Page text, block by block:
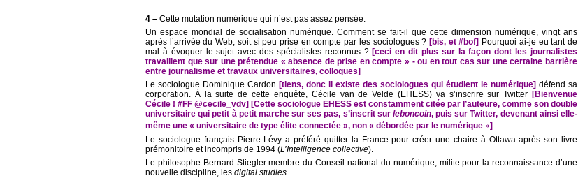
4 – Cette mutation numérique qui n’est pas assez pensée.
Un espace mondial de socialisation numérique. Comment se fait-il que cette dimension numérique, vingt ans
après l’arrivée du Web, soit si peu prise en compte par les sociologues ? [bis, et #bof] Pourquoi ai-je eu tant de
mal à évoquer le sujet avec des spécialistes reconnus ?[ceci en dit plus sur la façon dont les journalistes
travaillent que sur une prétendue « absence de prise en compte » - ou en tout cas sur une certaine barrière
entre journalisme et travaux universitaires, colloques]
Le sociologue Dominique Cardon [tiens, donc il existe des sociologues qui étudient le numérique] défend sa
corporation. À la suite de cette enquête, Cécile van de Velde (EHESS) va s’inscrire sur Twitter [Bienvenue
Cécile ! #FF @cecile_vdv] [Cette sociologue EHESS est constamment citée par l’auteure, comme son double
universitaire qui petit à petit marche sur ses pas, s’inscrit sur leboncoin, puis sur Twitter, devenant ainsi elle-
même une « universitaire de type élite connectée », non « débordée par le numérique »]
Le sociologue français Pierre Lévy a préféré quitter la France pour créer une chaire à Ottawa après son livre
prémonitoire et incompris de 1994 (L’Intelligence collective).
Le philosophe Bernard Stiegler membre du Conseil national du numérique, milite pour la reconnaissance d’une
nouvelle discipline, les digital studies